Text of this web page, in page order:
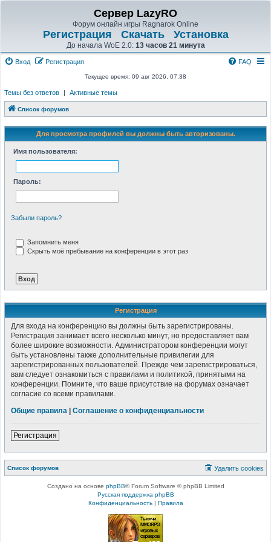
Сервер LazyRO
Форум онлайн игры Ragnarok Online
Регистрация Скачать Установка
До начала WoE 2.0: 13 часов 21 минута
Вход Регистрация FAQ
Текущее время: 09 авг 2026, 07:38
Темы без ответов | Активные темы
Список форумов
Для просмотра профилей вы должны быть авторизованы.
Имя пользователя:
Пароль:
Забыли пароль?
Запомнить меня
Скрыть моё пребывание на конференции в этот раз
Регистрация
Для входа на конференцию вы должны быть зарегистрированы.
Регистрация занимает всего несколько минут, но предоставляет вам
более широкие возможности. Администратором конференции могут
быть установлены также дополнительные привилегии для
зарегистрированных пользователей. Прежде чем зарегистрироваться,
вам следует ознакомиться с правилами и политикой, принятыми на
конференции. Помните, что ваше присутствие на форумах означает
согласие со всеми правилами.
Общие правила
Соглашение о конфиденциальности
Регистрация
Список форумов Удалить cookies
Создано на основе phpBB® Forum Software © phpBB Limited
Русская поддержка phpBB
Конфиденциальность| Правила